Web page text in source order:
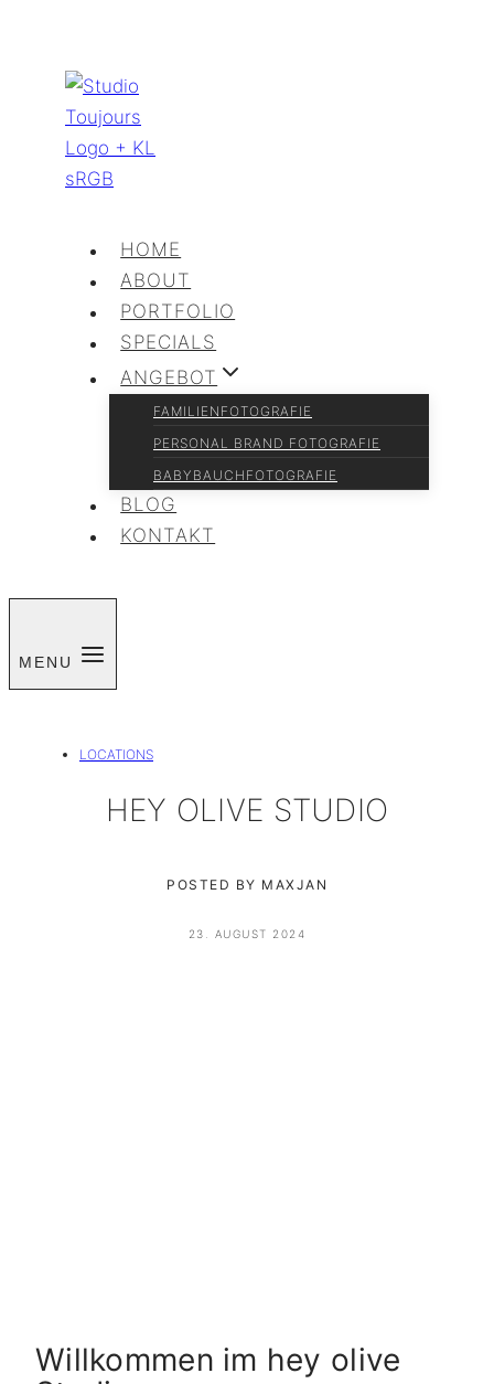
springen
HOME
ABOUT
PORTFOLIO
SPECIALS
ANGEBOT
FAMILIENFOTOGRAFIE
PERSONAL BRAND FOTOGRAFIE
BABYBAUCHFOTOGRAFIE
BLOG
KONTAKT
MENU
LOCATIONS
HEY OLIVE STUDIO
POSTED BY MAXJAN
23. AUGUST 2024
Willkommen im hey olive